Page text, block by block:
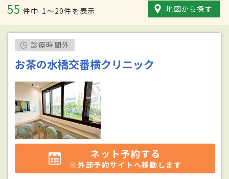
55 件中 1〜20件を表示 地図から探す
診療時間外
お茶の水橋交番横クリニック
ネット予約する
※外部予約サイトへ移動します